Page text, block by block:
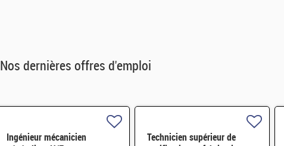
Nos dernières offres d'emploi
Ingénieur mécanicien
Technicien supérieur de